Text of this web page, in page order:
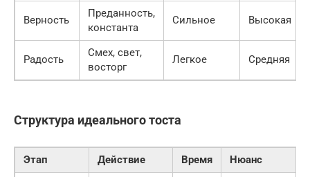
Верность
Преданность,
константа
Сильное Высокая
Радость
Смех, свет,
восторг
Легкое Средняя
Структура идеального тоста
Этап Действие Время Нюанс